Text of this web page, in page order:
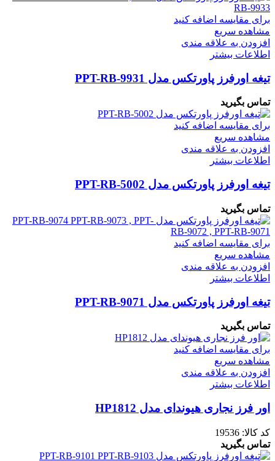
برای مقایسه اضافه کنید
مشاهده سریع
افزودن به علاقه مندی
اطلاعات بیشتر
تیغه اورفرز پاورتکس مدل PPT-RB-9931
تماس بگیرید
برای مقایسه اضافه کنید
مشاهده سریع
افزودن به علاقه مندی
اطلاعات بیشتر
تیغه اورفرز پاورتکس مدل PPT-RB-5002
تماس بگیرید
برای مقایسه اضافه کنید
مشاهده سریع
افزودن به علاقه مندی
اطلاعات بیشتر
تیغه اورفرز پاورتکس مدل PPT-RB-9071
تماس بگیرید
برای مقایسه اضافه کنید
مشاهده سریع
افزودن به علاقه مندی
اطلاعات بیشتر
اور فرز نجاری هیوندای مدل HP1812
کد کالا: 19536
تماس بگیرید